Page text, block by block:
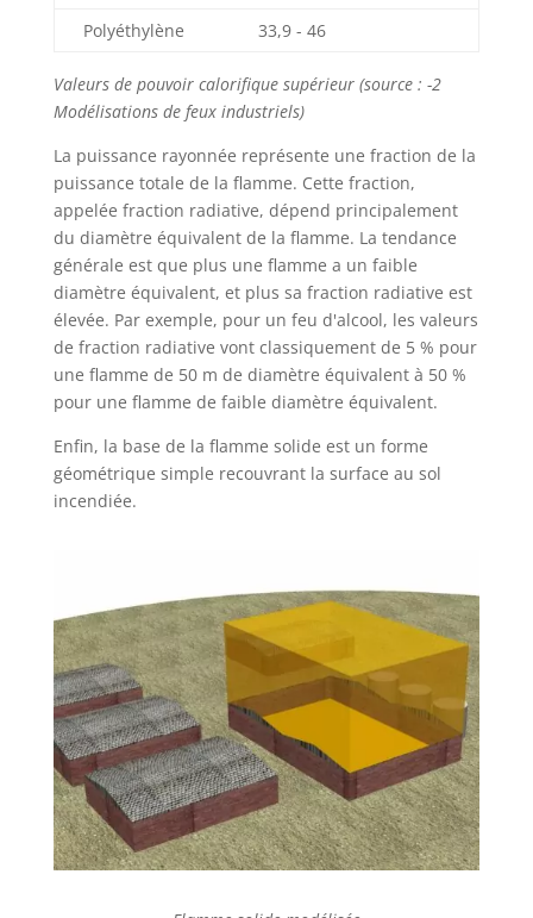
Polyéthylène
33,9 - 46
Valeurs de pouvoir calorifique supérieur (source : -2
Modélisations de feux industriels)
La puissance rayonnée représente une fraction de la
puissance totale de la flamme. Cette fraction,
appelée fraction radiative, dépend principalement
du diamètre équivalent de la flamme. La tendance
générale est que plus une flamme a un faible
diamètre équivalent, et plus sa fraction radiative est
élevée. Par exemple, pour un feu d'alcool, les valeurs
de fraction radiative vont classiquement de 5 % pour
une flamme de 50 m de diamètre équivalent à 50 %
pour une flamme de faible diamètre équivalent.
Enfin, la base de la flamme solide est un forme
géométrique simple recouvrant la surface au sol
incendiée.